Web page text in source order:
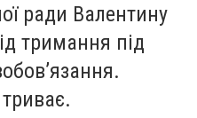
ради Валентину
тримання під